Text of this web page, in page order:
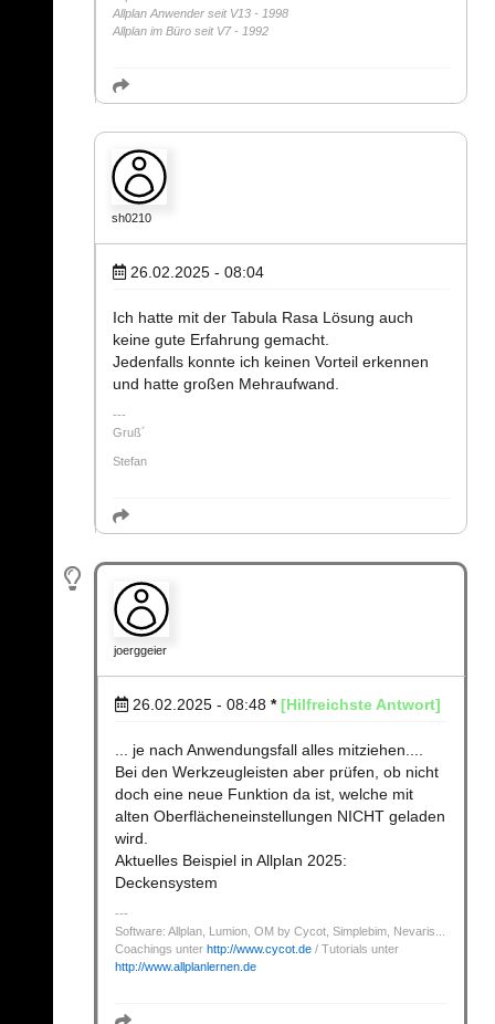
Allplan Anwender seit V13 - 1998
Allplan im Büro seit V7 - 1992
sh0210
26.02.2025 - 08:04
Ich hatte mit der Tabula Rasa Lösung auch
keine gute Erfahrung gemacht.
Jedenfalls konnte ich keinen Vorteil erkennen
und hatte großen Mehraufwand.
Gruß´
Stefan
joerggeier
26.02.2025 - 08:48 * [Hilfreichste Antwort]
... je nach Anwendungsfall alles mitziehen....
Bei den Werkzeugleisten aber prüfen, ob nicht
doch eine neue Funktion da ist, welche mit
alten Oberflächeneinstellungen NICHT geladen
wird.
Aktuelles Beispiel in Allplan 2025:
Deckensystem
Software: Allplan, Lumion, OM by Cycot, Simplebim, Nevaris...
Coachings unter http://www.cycot.de / Tutorials unter
http://www.allplanlernen.de